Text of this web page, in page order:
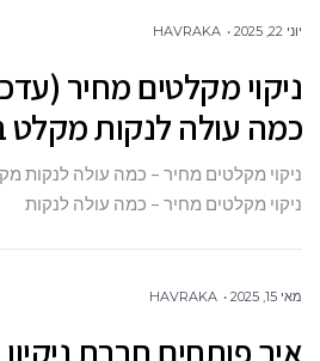
יוני 22, 2025 HAVRAKA
כמה עולה לנקות
ניקוי מקלטים מחיר – כמה עולה לנקות
ניקוי מקלטים מחיר – כמה עולה לנקות
מאי 15, 2025 HAVRAKA
איך פותחים חברת